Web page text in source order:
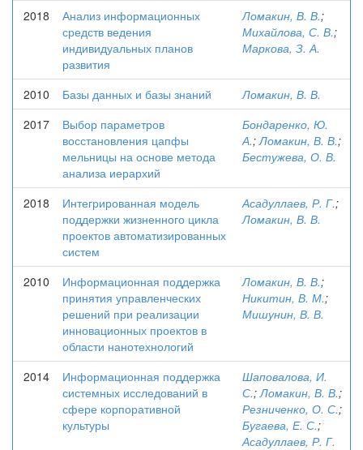
2018
Анализ информационных
средств ведения
индивидуальных планов
развития
Ломакин, В. В.;
Михайлова, С. В.;
Маркова, З. А.
2010 Базы данных и базы знаний
Ломакин, В. В.
2017
Выбор параметров
восстановления цапфы
мельницы на основе метода
анализа иерархий
Бондаренко, Ю.
А.;Ломакин, В. В.;
Бестужева, О. В.
2018
Интегрированная модель
поддержки жизненного цикла
проектов автоматизированных
систем
Асадуллаев, Р. Г.;
Ломакин, В. В.
2010
Информационная поддержка
принятия управленческих
решений при реализации
инновационных проектов в
области нанотехнологий
Ломакин, В. В.;
Никитин, В. М.;
Мишунин, В. В.
2014
Информационная поддержка
системных исследований в
сфере корпоративной
культуры
Шаповалова, И.
С.;Ломакин, В. В.;
Резниченко, О. С.;
Бугаева, Е. С.;
Асадуллаев, Р. Г.